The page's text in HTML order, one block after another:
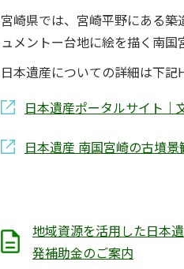
宮崎県では、宮崎平野にある
ュメントー台地に絵を描く南国
日本遺産についての詳細は下記
日本遺産ポータルサイト｜
日本遺産 南国宮崎の古墳
地域資源を活用した日本
発補助金のご案内